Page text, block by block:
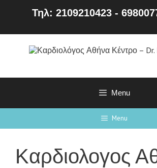
Τηλ: 2109210423 -
Menu
Menu
Καρδιολογος